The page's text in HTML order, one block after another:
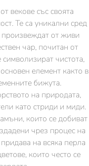
векове със своята
Те са уникални сред
от живи
чар, почитан от
чистота,
елемент както в
бижута.
на природата,
като стриди и миди.
които се добиват
чрез процес на
на всяка перла
които често се